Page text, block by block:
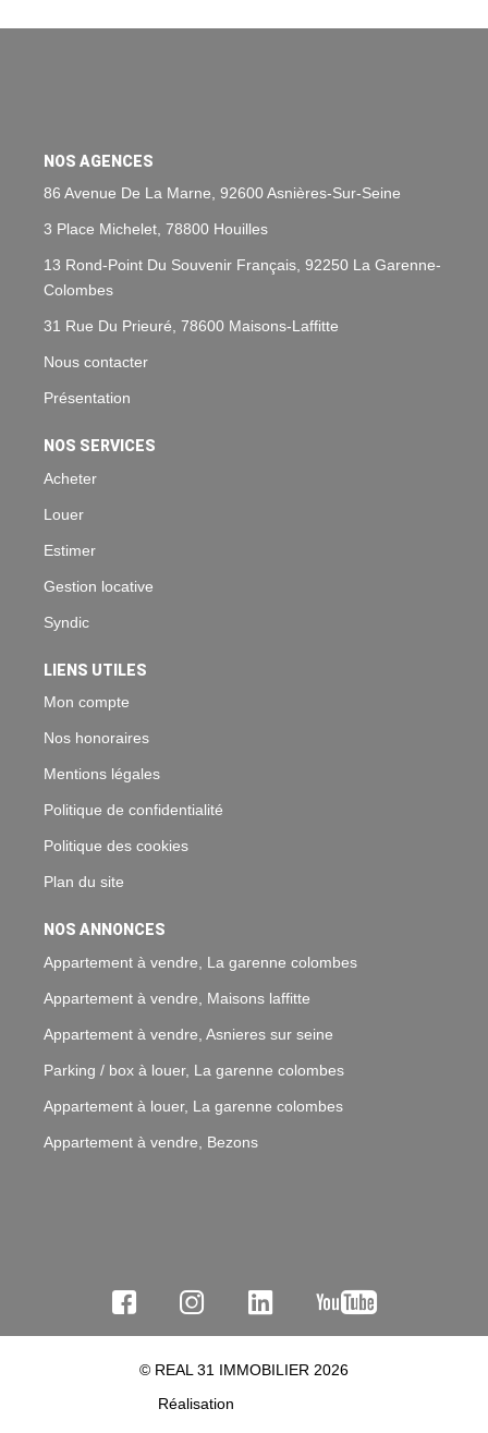
NOS AGENCES
86 Avenue De La Marne, 92600 Asnières-Sur-Seine
3 Place Michelet, 78800 Houilles
13 Rond-Point Du Souvenir Français, 92250 La Garenne-
Colombes
31 Rue Du Prieuré, 78600 Maisons-Laffitte
Nous contacter
Présentation
NOS SERVICES
Acheter
Louer
Estimer
Gestion locative
Syndic
LIENS UTILES
Mon compte
Nos honoraires
Mentions légales
Politique de confidentialité
Politique des cookies
Plan du site
NOS ANNONCES
Appartement à vendre, La garenne colombes
Appartement à vendre, Maisons laffitte
Appartement à vendre, Asnieres sur seine
Parking / box à louer, La garenne colombes
Appartement à louer, La garenne colombes
Appartement à vendre, Bezons
© REAL 31 IMMOBILIER 2026
Réalisation